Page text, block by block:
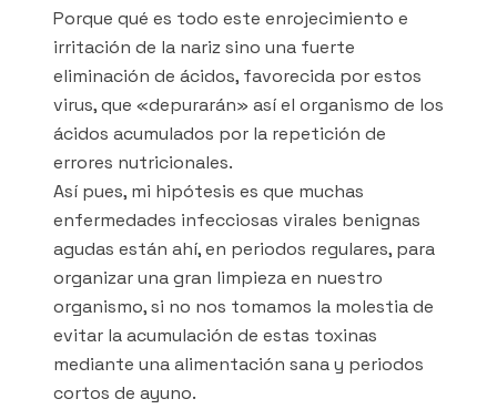
Porque qué es todo este enrojecimiento e
irritación de la nariz sino una fuerte
eliminación de ácidos, favorecida por estos
virus, que «depurarán» así el organismo de los
ácidos acumulados por la repetición de
errores nutricionales.
Así pues, mi hipótesis es que muchas
enfermedades infecciosas virales benignas
agudas están ahí, en periodos regulares, para
organizar una gran limpieza en nuestro
organismo, si no nos tomamos la molestia de
evitar la acumulación de estas toxinas
mediante una alimentación sana y periodos
cortos de ayuno.